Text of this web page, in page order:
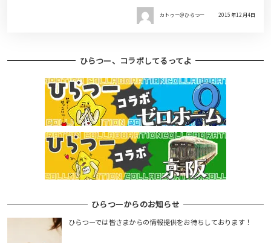
カトゥー＠ひらつー 2015年12月4日
ひらつー、コラボしてるってよ
ひらつーからのお知らせ
ひらつーでは皆さまからの情報提供をお待ちしております！